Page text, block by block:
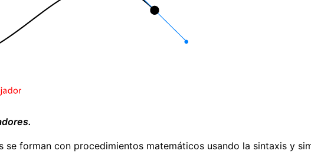
se forman con procedimientos matemáticos usando la sintaxis y